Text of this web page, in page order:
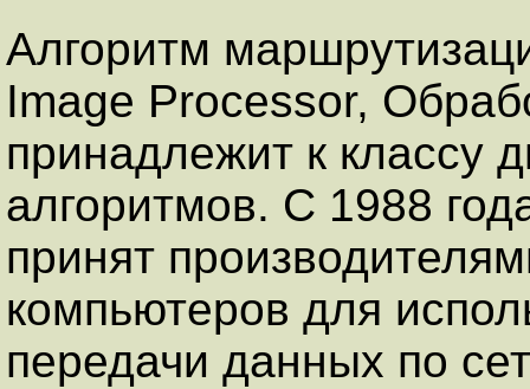
Алгоритм
Image Processor,
принадлежит к классу
алгоритмов. С 1988
принят
компьютеров для
передачи данных по